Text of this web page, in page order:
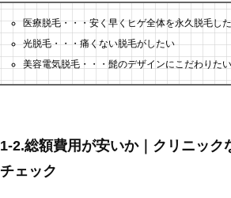
医療脱毛・・・安く早くヒゲ全体を永久脱毛し
光脱毛・・・痛くない脱毛がしたい
美容電気脱毛・・・髭のデザインにこだわりたい
1-2.総額費用が安いか｜クリニッ
チェック